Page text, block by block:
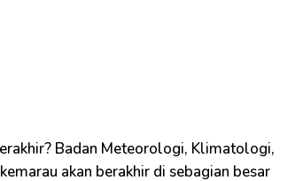
Badan Meteorologi, Klimatologi,
akan berakhir di sebagian besar